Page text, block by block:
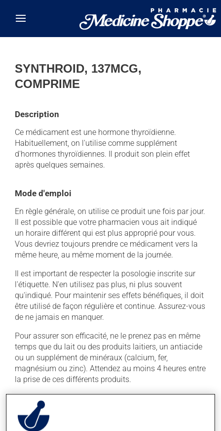
SYNTHROID, 137MCG,
COMPRIME
Description
Ce médicament est une hormone thyroïdienne.
Habituellement, on l'utilise comme supplément
d'hormones thyroïdiennes. Il produit son plein effet
après quelques semaines.
Mode d'emploi
En règle générale, on utilise ce produit une fois par jour.
Il est possible que votre pharmacien vous ait indiqué
un horaire différent qui est plus approprié pour vous.
Vous devriez toujours prendre ce médicament vers la
même heure, au même moment de la journée.
Il est important de respecter la posologie inscrite sur
l'étiquette. N'en utilisez pas plus, ni plus souvent
qu'indiqué. Pour maintenir ses effets bénéfiques, il doit
être utilisé de façon régulière et continue. Assurez-vous
de ne jamais en manquer.
Pour assurer son efficacité, ne le prenez pas en même
temps que du lait ou des produits laitiers, un antiacide
ou un supplément de minéraux (calcium, fer,
magnésium ou zinc). Attendez au moins 4 heures entre
la prise de ces différents produits.
Effets indésirables
Ce produit est généralement bien toléré et il est rare